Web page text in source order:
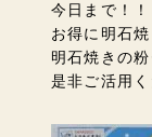
今日まで！！
お得に明石
明石焼きの
是非ご活用